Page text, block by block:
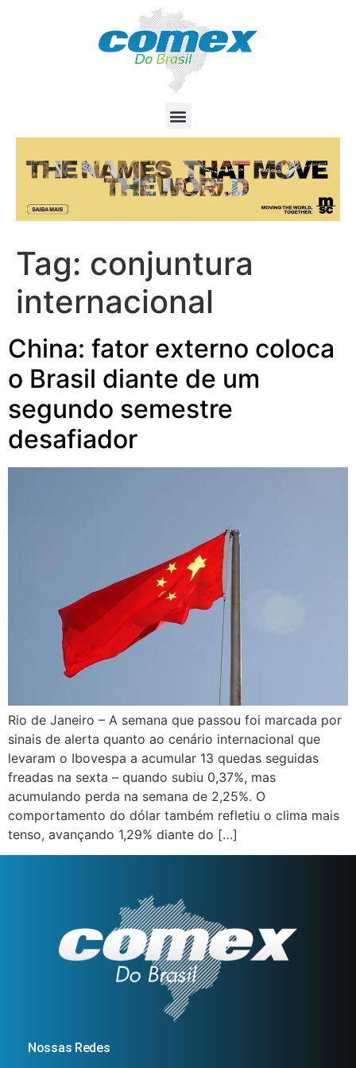
Tag: conjuntura
internacional
China: fator externo coloca
o Brasil diante de um
segundo semestre
desafiador
Rio de Janeiro – A semana que passou foi marcada por
sinais de alerta quanto ao cenário internacional que
levaram o Ibovespa a acumular 13 quedas seguidas
freadas na sexta – quando subiu 0,37%, mas
acumulando perda na semana de 2,25%. O
comportamento do dólar também refletiu o clima mais
tenso, avançando 1,29% diante do […]
Nossas Redes